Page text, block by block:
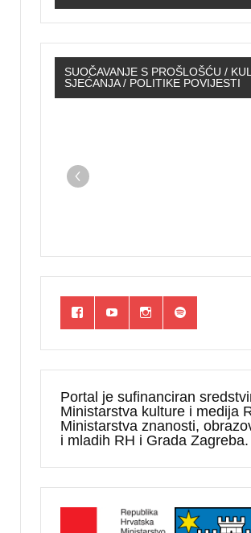
SUOČAVANJE S PROŠLOŠĆU /
SJEĆANJA / POLITIKE POVIJESTI
Portal je sufinanciran
Ministarstva kulture i medija
Ministarstva znanosti,
i mladih RH i Grada Zagreba.